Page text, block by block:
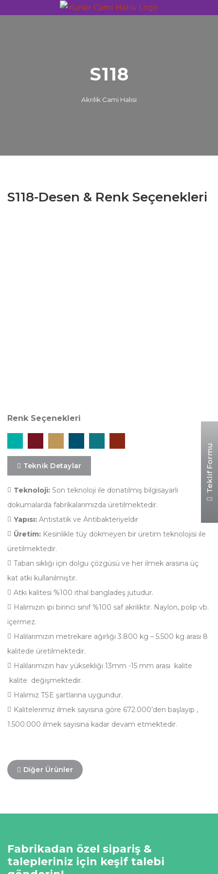
S118
Akrilik Cami Halısı
S118-Desen & Renk Seçenekleri
Renk Seçenekleri
Teknik Detaylar
Teknoloji: Son teknoloji ile donatılmış bilgisayarlı
dokumalarda fabrikalarımızda üretilmektedir.
Yapısı: Antistatik ve Antibakteriyeldir
Üretim: Kesinlikle tüy dökmeyen bir üretim teknolojisi ile
üretilmektedir.
Taban sıklığı için dolgu çözgüsü ve her ilmek arasına üç
kat atkı kullanılmıştır.
Atkı kalitesi %100 ithal bangladeş jutudur.
Halımızın ipi birinci sınıf %100 saf akriliktir. Naylon, polip vb.
içermez.
Halılarımızın metrekare ağırlığı 3.800 kg – 5.500 kg arası 8
kalitede üretilmektedir.
Halılarımızın hav yüksekliği 13mm -15 mm arası kalite
kalite değişmektedir.
Halımız TSE şartlarına uygundur.
Kalitelerimiz ilmek sayısına göre 672.000’den başlayıp ,
1.500.000 ilmek sayısına kadar devam etmektedir.
Diğer Ürünler
Fabrikadan özel sipariş &
talepleriniz için keşif talebi
Teklif Formu